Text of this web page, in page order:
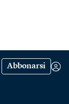
Abbonarsi